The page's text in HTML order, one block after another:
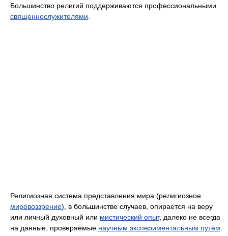
Большинство религий поддерживаются профессиональными
священнослужителями
Религиозная система представления мира (религиозное
мировоззрение), в большинстве случаев, опирается на веру
или личный духовный или мистический опыт, далеко не всегда
на данные, проверяемые научным экспериментальным путём